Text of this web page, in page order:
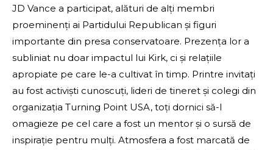
JD Vance a participat, alături de alți membri
proeminenți ai Partidului Republican și figuri
importante din presa conservatoare. Prezența lor a
subliniat nu doar impactul lui Kirk, ci și relațiile
apropiate pe care le-a cultivat în timp. Printre invitați
au fost activiști cunoscuți, lideri de tineret și colegi din
organizația Turning Point USA, toți dornici să-l
omagieze pe cel care a fost un mentor și o sursă de
inspirație pentru mulți. Atmosfera a fost marcată de